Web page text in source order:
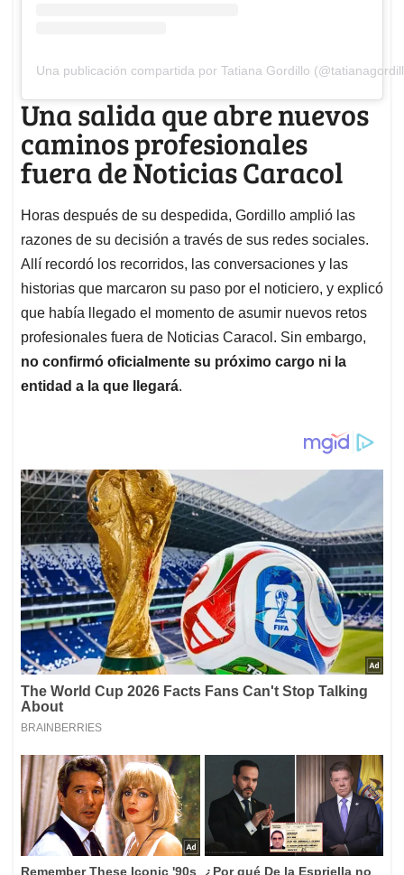
Una publicación compartida por Tatiana Gordillo
Una salida que abre nuevos
caminos profesionales
fuera de Noticias Caracol
Horas después de su despedida, Gordillo amplió las
razones de su decisión a través de sus redes sociales.
Allí recordó los recorridos, las conversaciones y las
historias que marcaron su paso por el noticiero, y explicó
que había llegado el momento de asumir nuevos retos
profesionales fuera de Noticias Caracol. Sin embargo,
no confirmó oficialmente su próximo cargo ni la
entidad a la que llegará.